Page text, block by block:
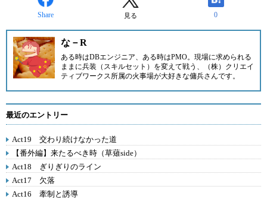
Share 見る 0
な－R
ある時はDBエンジニア、ある時はPMO。現場に求められる
ままに兵装（スキルセット）を変えて戦う、（株）クリエイ
ティブワークス所属の火事場が大好きな傭兵さんです。
最近のエントリー
Act19 交わり続けなかった道
【番外編】来たるべき時（草薙side）
Act18 ぎりぎりのライン
Act17 欠落
Act16 牽制と誘導